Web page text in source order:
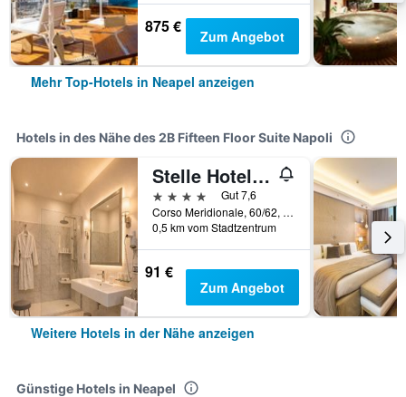
875 € Zum Angebot
Mehr Top-Hotels in Neapel anzeigen
Hotels in des Nähe des 2B Fifteen Floor Suite Napoli
Stelle Hotel The Businest
4 Sterne
Gut 7,6
Corso Meridionale, 60/62, Neapel, Provinz Neapel, Italien
0,5 km vom Stadtzentrum
91 €
Zum Angebot
Weitere Hotels in der Nähe anzeigen
Günstige Hotels in Neapel